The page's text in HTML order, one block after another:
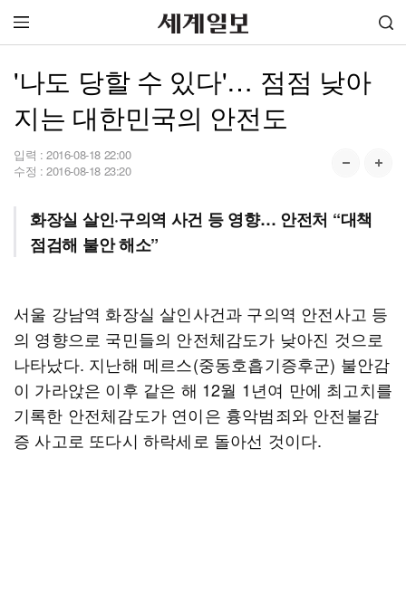
'나도 당할 수 있다'… 점점 낮아
지는 대한민국의 안전도
입력 : 2016-08-18 22:00
수정 : 2016-08-18 23:20
화장실 살인·구의역 사건 등 영향… 안전처 “대책
점검해 불안 해소”
서울 강남역 화장실 살인사건과 구의역 안전사고 등
의 영향으로 국민들의 안전체감도가 낮아진 것으로
나타났다. 지난해 메르스(중동호흡기증후군) 불안감
이 가라앉은 이후 같은 해 12월 1년여 만에 최고치를
기록한 안전체감도가 연이은 흉악범죄와 안전불감
증 사고로 또다시 하락세로 돌아선 것이다.